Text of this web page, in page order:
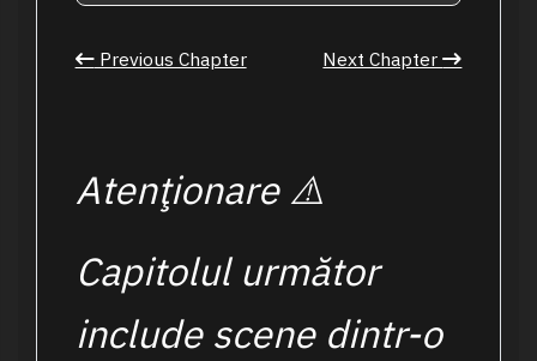
Previous Chapter Next Chapter
Atenţionare ⚠️
Capitolul următor
include scene dintr-o